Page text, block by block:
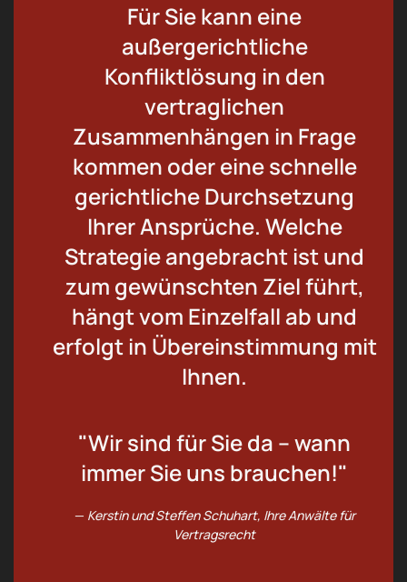
Für Sie kann eine
außergerichtliche
Konfliktlösung in den
vertraglichen
Zusammenhängen in Frage
kommen oder eine schnelle
gerichtliche Durchsetzung
Ihrer Ansprüche. Welche
Strategie angebracht ist und
zum gewünschten Ziel führt,
hängt vom Einzelfall ab und
erfolgt in Übereinstimmung mit
Ihnen.
"Wir sind für Sie da – wann
immer Sie uns brauchen!"
Kerstin und Steffen Schuhart, Ihre Anwälte für
Vertragsrecht